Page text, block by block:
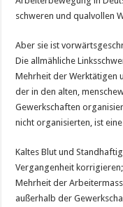
schweren und qualvollen
Aber sie ist
Die allmähliche
Mehrheit der Werktätigen
der in den alten,
Gewerkschaften
nicht organisierten, ist
Kaltes Blut und
Vergangenheit
Mehrheit der
außerhalb der